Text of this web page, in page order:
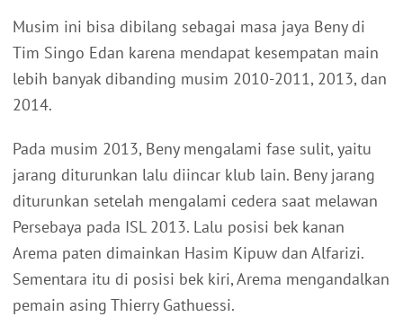
Musim ini bisa dibilang sebagai masa jaya Beny di
Tim Singo Edan karena mendapat kesempatan main
lebih banyak dibanding musim 2010-2011, 2013, dan
2014.
Pada musim 2013, Beny mengalami fase sulit, yaitu
jarang diturunkan lalu diincar klub lain. Beny jarang
diturunkan setelah mengalami cedera saat melawan
Persebaya pada ISL 2013. Lalu posisi bek kanan
Arema paten dimainkan Hasim Kipuw dan Alfarizi.
Sementara itu di posisi bek kiri, Arema mengandalkan
pemain asing Thierry Gathuessi.